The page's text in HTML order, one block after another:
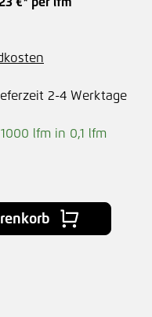
2-4 Werktage
lfm in 0,1
lfm